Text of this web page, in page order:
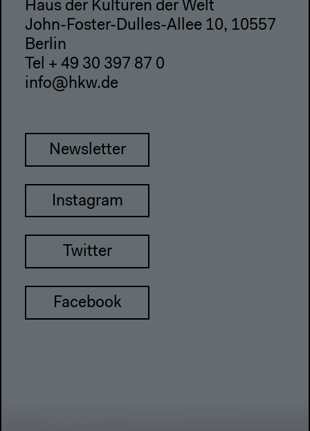
Haus der Kulturen der Welt
John-Foster-Dulles-Allee 10, 10557
Berlin
Tel + 49 30 397 87 0
info@hkw.de
Newsletter
Instagram
Twitter
Facebook